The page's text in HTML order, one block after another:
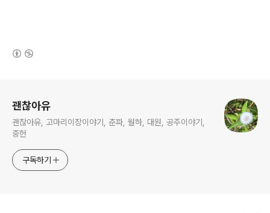
괜찮아유
괜찮아유, 고마리이장이야기, 춘파, 월하, 대원, 공주이야기,
중헌
구독하기